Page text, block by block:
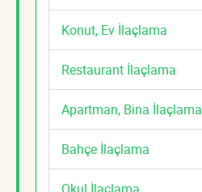
Konut, Ev İlaçlama
Restaurant İlaçlama
Apartman, Bina İlaçlama
Bahçe İlaçlama
Okul İlaçlama